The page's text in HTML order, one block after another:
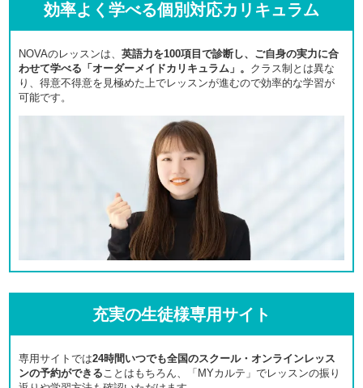
効率よく学べる個別対応カリキュラム
NOVAのレッスンは、 英語力を100項目で診断し、ご自身の実力に合
わせて学べる「オーダーメイドカリキュラム」。 クラス制とは異な
り、得意不得意を見極めた上でレッスンが進むので効率的な学習が
可能です。
充実の生徒様専用サイト
専用サイトでは24時間いつでも全国のスクール・オンラインレッス
ンの予約ができる ことはもちろん、「MYカルテ」でレッスンの振り